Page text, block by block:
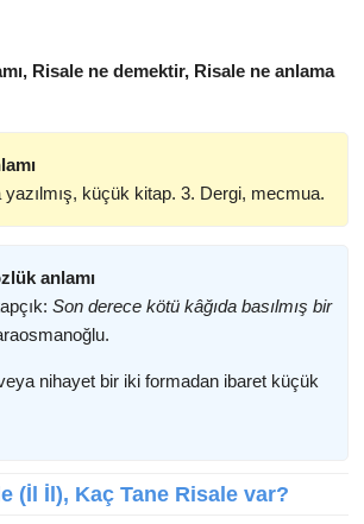
Risale ne demektir, Risale ne anlama
yazılmış, küçük kitap. 3. Dergi, mecmua.
anlamı
Son derece kötü kâğıda basılmış bir
nihayet bir iki formadan ibaret küçük
(İl İl), Kaç Tane Risale var?